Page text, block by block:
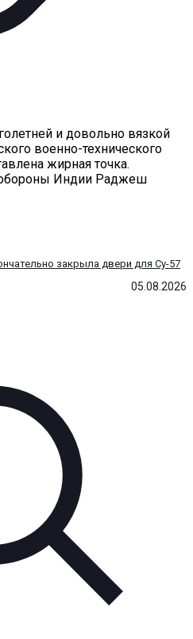
05.08.2026
закрыла двери для Су-57
и довольно вязкой
военно-технического
жирная точка.
обороны Индии Раджеш